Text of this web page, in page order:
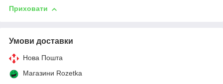
Приховати
Умови доставки
Нова Пошта
Магазини Rozetka